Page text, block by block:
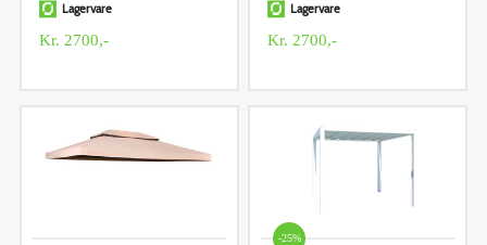
Lagervare
Kr. 2700,-
Lagervare
Kr. 2700,-
-25%